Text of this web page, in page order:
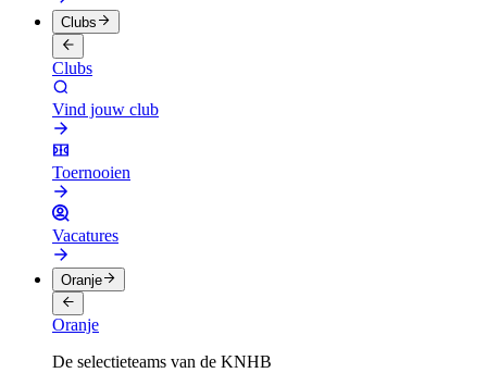
Clubs
Clubs
Vind jouw club
Toernooien
Vacatures
Oranje
Oranje
De selectieteams van de KNHB